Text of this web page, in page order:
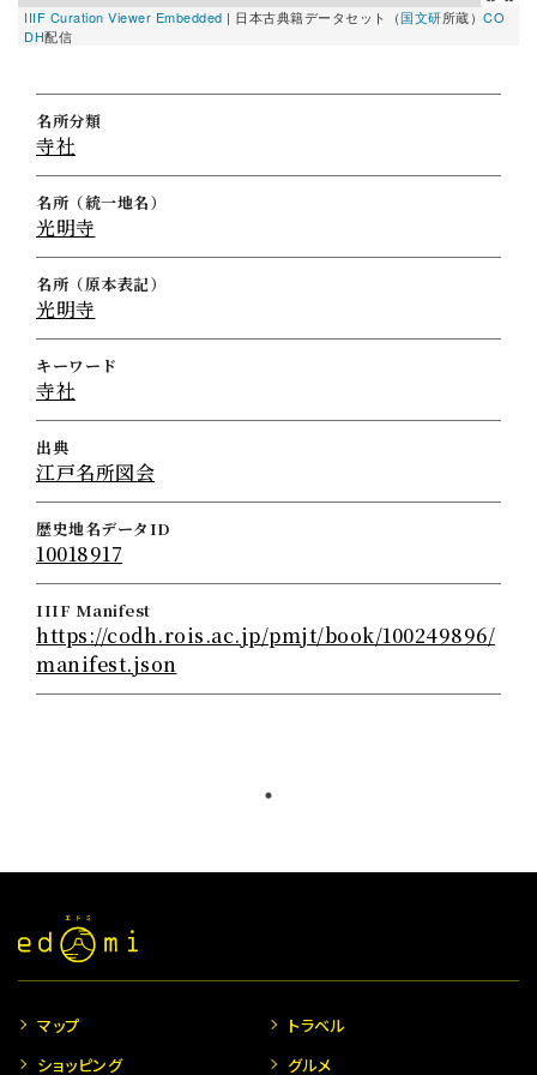
IIIF Curation Viewer Embedded | 日本古典籍データセット（国文研所蔵） CO
DH配信
名所分類
寺社
名所（統一地名）
光明寺
名所（原本表記）
光明寺
キーワード
寺社
出典
江戸名所図会
歴史地名データID
10018917
IIIF Manifest
https://codh.rois.ac.jp/pmjt/book/100249896/
manifest.json
マップ
トラベル
ショッピング
グルメ